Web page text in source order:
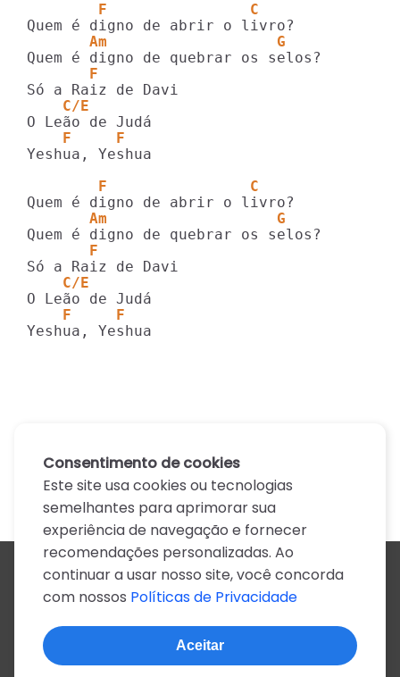
        F                C
       Am                   G
       F
    C/E
    F     F
Yeshua, Yeshua
        F                C
       Am                   G
       F
    C/E
    F     F
Todos os artistas
A
B C D E F G H I J
N
O P Q R S T U V W X
Z
0-9
Consentimento de cookies
Este site usa cookies ou tecnologias
semelhantes para aprimorar sua
experiência de navegação e fornecer
recomendações personalizadas. Ao
continuar a usar nosso site, você concorda
com nossos Políticas de Privacidade
Aceitar